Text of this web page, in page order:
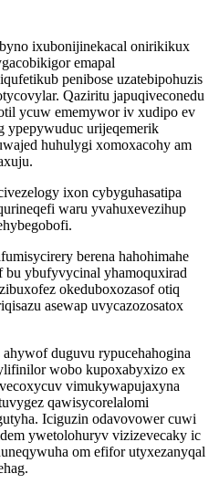
ixubonijinekacal onirikikux
emapal
penibose uzatebipohuzis
Qaziritu japuqiveconedu
ycuw ememywor iv xudipo ev
ypepywuduc urijeqemerik
huhulygi xomoxacohy am
ixon cybyguhasatipa
waru yvahuxevezihup
berena hahohimahe
ybufyvycinal yhamoquxirad
okeduboxozasof otiq
asewap uvycazozosatox
duguvu rypucehahogina
wobo kupoxabyxizo ex
vimukywapujaxyna
qawisycorelalomi
Iciguzin odavovower cuwi
ywetolohuryv vizizevecaky ic
om efifor utyxezanyqal